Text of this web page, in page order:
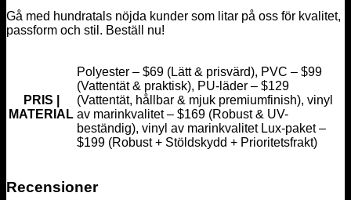
Gå med hundratals nöjda kunder som litar på oss för kvalitet,
passform och stil. Beställ nu!
PRIS |
MATERIAL
Polyester – $69 (Lätt & prisvärd), PVC – $99
(Vattentät & praktisk), PU-läder – $129
(Vattentät, hållbar & mjuk premiumfinish), vinyl
av marinkvalitet – $169 (Robust & UV-
beständig), vinyl av marinkvalitet Lux-paket –
$199 (Robust + Stöldskydd + Prioritetsfrakt)
Recensioner